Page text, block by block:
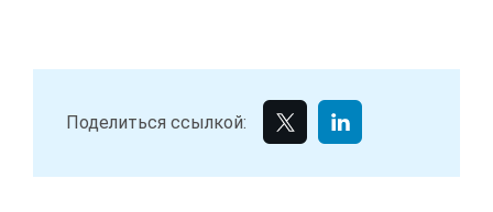
Поделиться ссылкой: